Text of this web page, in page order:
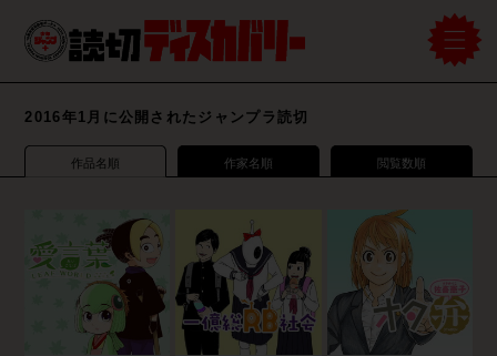
2016年1月に公開されたジャンプラ読切
作品名順 作家名順 閲覧数順